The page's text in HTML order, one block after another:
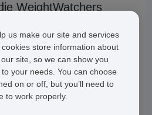
WeightWatchers
an das
halten, das war’s
Lebensmittel, die im
Diät “verboten” sind
us make our site and services
store information about
site, so we can show you
your needs. You can choose
on or off, but you’ll need to
to work properly.